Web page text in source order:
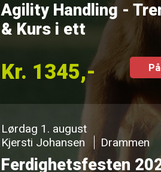
Agility Handling -
& Kurs i ett
Kr. 1345,-
Lørdag 1. august
Kjersti Johansen
Drammen
Ferdighetsfesten